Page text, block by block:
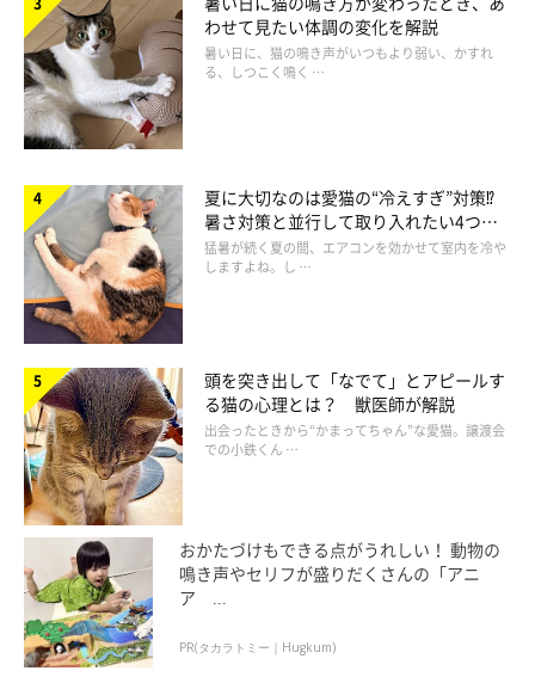
家の中に人の手が絶対に届かない居場所がある
イスや脚立にのっても手が届かない場所には、猫が行けないよう
にしましょう。地震などの緊急時に、猫を連れて避難できなくな
るおそれがあります。
トイレを汚いままにする
わせて見たい体調の変化を解説
暑い日に、猫の鳴き声がいつもより弱い、かすれ
る、しつこく鳴く …
夏に大切なのは愛猫の“冷えすぎ”対策⁉
暑さ対策と並行して取り入れたい4つの
工夫
猛暑が続く夏の間、エアコンを効かせて室内を冷や
しますよね。し …
頭を突き出して「なでて」とアピールす
る猫の心理とは？ 獣医師が解説
出会ったときから“かまってちゃん”な愛猫。譲渡会
での小鉄くん …
おかたづけもできる点がうれしい！ 動物の
鳴き声やセリフが盛りだくさんの「アニ
ア ...
PR(タカラトミー｜Hugkum)